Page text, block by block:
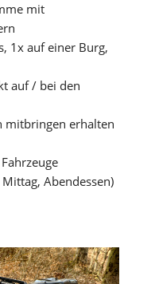
mit
1x auf einer Burg,
auf / bei den
mitbringen erhalten
Abendessen)